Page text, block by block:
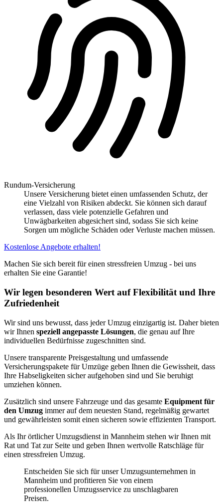
Rundum-Versicherung
Unsere Versicherung bietet einen umfassenden Schutz, der
eine Vielzahl von Risiken abdeckt. Sie können sich darauf
verlassen, dass viele potenzielle Gefahren und
Unwägbarkeiten abgesichert sind, sodass Sie sich keine
Sorgen um mögliche Schäden oder Verluste machen müssen.
Kostenlose Angebote erhalten!
Machen Sie sich bereit für einen stressfreien Umzug - bei uns
erhalten Sie eine Garantie!
Wir legen besonderen Wert auf Flexibilität und Ihre
Zufriedenheit
Wir sind uns bewusst, dass jeder Umzug einzigartig ist. Daher bieten
wir Ihnen speziell angepasste Lösungen, die genau auf Ihre
individuellen Bedürfnisse zugeschnitten sind.
Unsere transparente Preisgestaltung und umfassende
Versicherungspakete für Umzüge geben Ihnen die Gewissheit, dass
Ihre Habseligkeiten sicher aufgehoben sind und Sie beruhigt
umziehen können.
Zusätzlich sind unsere Fahrzeuge und das gesamte Equipment für
den Umzug immer auf dem neuesten Stand, regelmäßig gewartet
und gewährleisten somit einen sicheren sowie effizienten Transport.
Als Ihr örtlicher Umzugsdienst in Mannheim stehen wir Ihnen mit
Rat und Tat zur Seite und geben Ihnen wertvolle Ratschläge für
einen stressfreien Umzug.
Entscheiden Sie sich für unser Umzugsunternehmen in
Mannheim und profitieren Sie von einem
professionellen Umzugsservice zu unschlagbaren
Preisen.